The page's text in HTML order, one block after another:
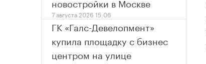
7 августа 2026 15:06
ГК «Галс-Девелопмент»
купила площадку с бизнес
центром на улице